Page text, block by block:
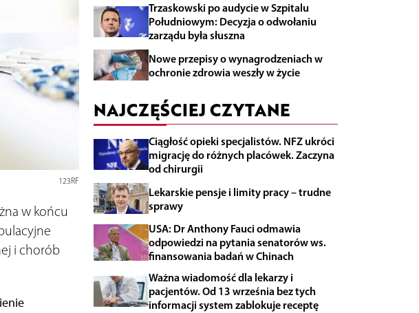
123RF
w końcu
i chorób
Trzaskowski po audycie w Szpitalu
Południowym: Decyzja o odwołaniu
zarządu była słuszna
Nowe przepisy o wynagrodzeniach w
ochronie zdrowia weszły w życie
NAJCZĘŚCIEJ CZYTANE
Ciągłość opieki specjalistów. NFZ ukróci
migrację do różnych placówek. Zaczyna
od chirurgii
Lekarskie pensje i limity pracy – trudne
sprawy
USA: Dr Anthony Fauci odmawia
odpowiedzi na pytania senatorów ws.
finansowania badań w Chinach
Ważna wiadomość dla lekarzy i
pacjentów. Od 13 września bez tych
informacji system zablokuje receptę